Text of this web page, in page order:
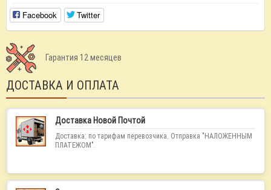
Facebook Twitter
Гарантия 12 месяцев
ДОСТАВКА И ОПЛАТА
Доставка Новой Почтой
Доставка: по тарифам перевозчика. Отправка "НАЛОЖЕННЫМ
ПЛАТЕЖОМ".